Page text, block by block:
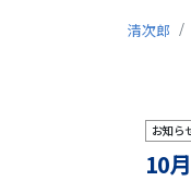
清次郎
お知ら
10